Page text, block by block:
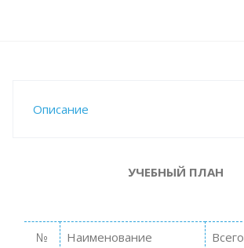
Описание
УЧЕБНЫЙ ПЛАН
№
Наименование
Всего